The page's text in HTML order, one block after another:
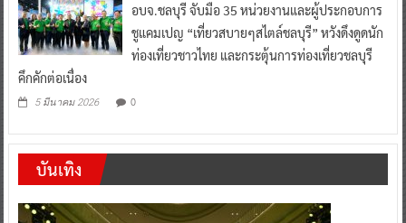
อบจ.ชลบุรี จับมือ 35 หน่วยงานและผู้ประกอบการ
ชูแคมเปญ “เที่ยวสบายๆสไตล์ชลบุรี” หวังดึงดูดนัก
ท่องเที่ยวชาวไทย และกระตุ้นการท่องเที่ยวชลบุรี
คึกคักต่อเนื่อง
5 มีนาคม 2026 0
บันเทิง